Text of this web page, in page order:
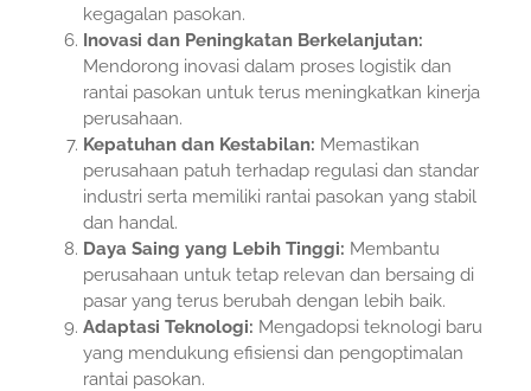
kegagalan pasokan.
Inovasi dan Peningkatan Berkelanjutan:
Mendorong inovasi dalam proses logistik dan
rantai pasokan untuk terus meningkatkan kinerja
perusahaan.
Kepatuhan dan Kestabilan: Memastikan
perusahaan patuh terhadap regulasi dan standar
industri serta memiliki rantai pasokan yang stabil
dan handal.
Daya Saing yang Lebih Tinggi: Membantu
perusahaan untuk tetap relevan dan bersaing di
pasar yang terus berubah dengan lebih baik.
Adaptasi Teknologi: Mengadopsi teknologi baru
yang mendukung efisiensi dan pengoptimalan
rantai pasokan.